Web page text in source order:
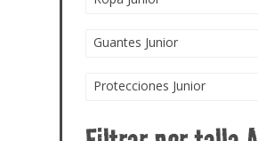
Guantes Junior
Protecciones Junior